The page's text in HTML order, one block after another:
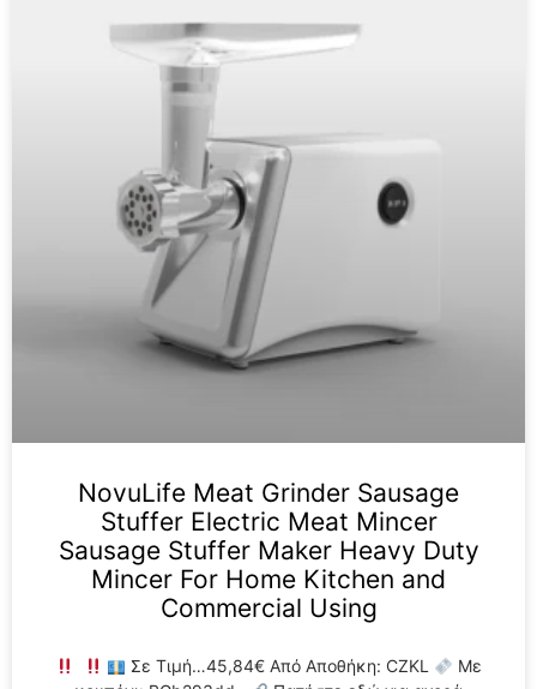
NovuLife Meat Grinder Sausage
Stuffer Electric Meat Mincer
Sausage Stuffer Maker Heavy Duty
Mincer For Home Kitchen and
Commercial Using
Σε Τιμή…45,84€ Από Αποθήκη: CZKL
Με